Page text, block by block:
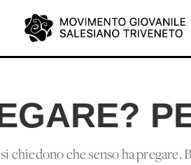
chiedono che senso ha